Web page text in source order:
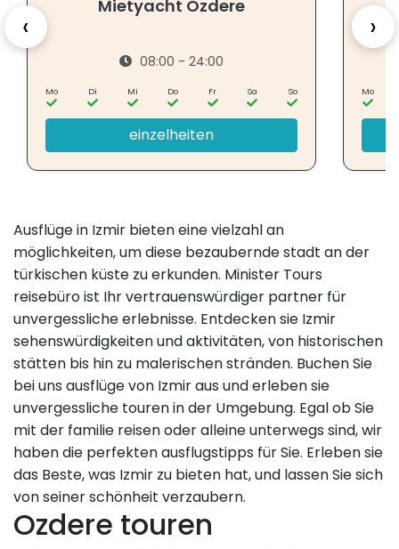
‹
Mietyacht Ozdere
08:00 - 24:00
Mo Di Mi Do Fr Sa So
einzelheiten
Mo
›
Ausflüge in Izmir bieten eine vielzahl an
möglichkeiten, um diese bezaubernde stadt an der
türkischen küste zu erkunden. Minister Tours
reisebüro ist Ihr vertrauenswürdiger partner für
unvergessliche erlebnisse. Entdecken sie Izmir
sehenswürdigkeiten und aktivitäten, von historischen
stätten bis hin zu malerischen stränden. Buchen Sie
bei uns ausflüge von Izmir aus und erleben sie
unvergessliche touren in der Umgebung. Egal ob Sie
mit der familie reisen oder alleine unterwegs sind, wir
haben die perfekten ausflugstipps für Sie. Erleben sie
das Beste, was Izmir zu bieten hat, und lassen Sie sich
von seiner schönheit verzaubern.
Ozdere touren